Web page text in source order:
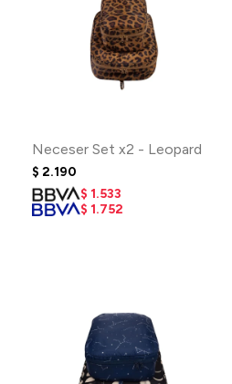
Neceser Set x2 - Leopard
$ 2.190
$ 1.533
$ 1.752